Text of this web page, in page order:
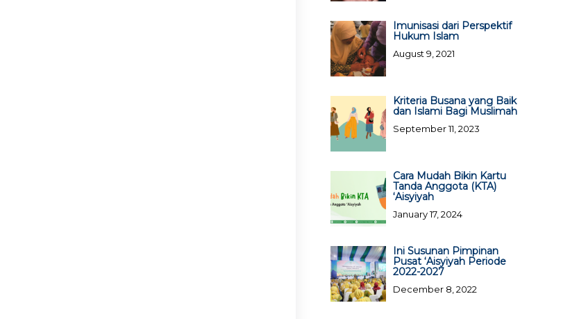
Imunisasi dari Perspektif
Hukum Islam
August 9, 2021
Kriteria Busana yang Baik
dan Islami Bagi Muslimah
September 11, 2023
Cara Mudah Bikin Kartu
Tanda Anggota (KTA)
‘Aisyiyah
January 17, 2024
Ini Susunan Pimpinan
Pusat ‘Aisyiyah Periode
2022-2027
December 8, 2022